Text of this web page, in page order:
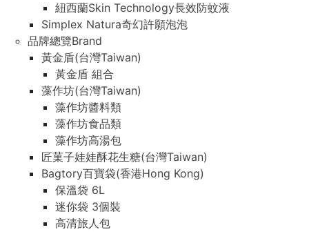
紐西蘭Skin Technology長效防蚊液
Simplex Natura奇幻許願泡泡
品牌總覽Brand
黃金盾(台灣Taiwan)
黃金盾 組合
藻作坊(台灣Taiwan)
藻作坊醬料類
藻作坊食品類
藻作坊高湯包
匠菓子娃娃酥花生糖(台灣Taiwan)
Bagtory百寶袋(香港Hong Kong)
保溫袋 6L
迷你袋 3個裝
高清旅人包